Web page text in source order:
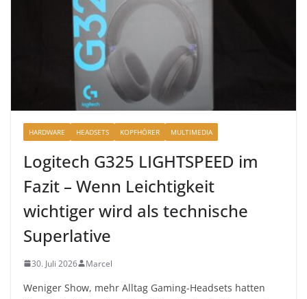
HARDWARE HEADSETS KOPFHÖRER MULTIMEDIA
Logitech G325 LIGHTSPEED im
Fazit – Wenn Leichtigkeit
wichtiger wird als technische
Superlative
30. Juli 2026 Marcel
Weniger Show, mehr Alltag Gaming-Headsets hatten